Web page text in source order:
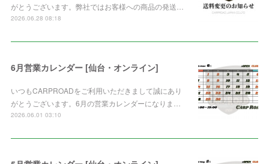
がとうございます。弊社ではお客様への商品の発送…
2026.06.28 08:18
6月営業カレンダー [仙台・オンライン]
いつもCARPROADをご利用いただきまして誠にあり
がとうございます。6月の営業カレンダーになりま…
2026.06.01 03:10